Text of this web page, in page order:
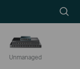
icon
Unmanaged